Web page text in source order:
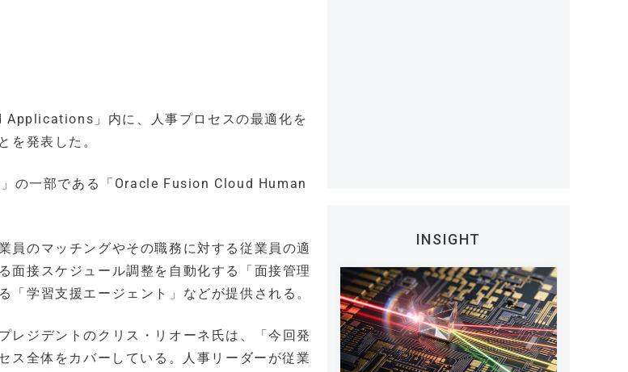
」内に、人事プロセスの最適化を
を発表した。
の一部である「Oracle Fusion Cloud Human
員のマッチングやその職務に対する従業員の適
面接スケジュール調整を自動化する「面接管理
学習支援エージェント」などが提供される。
レジデントのクリス・リオーネ氏は、「今回発
ス全体をカバーしている。人事リーダーが従業
INSIGHT